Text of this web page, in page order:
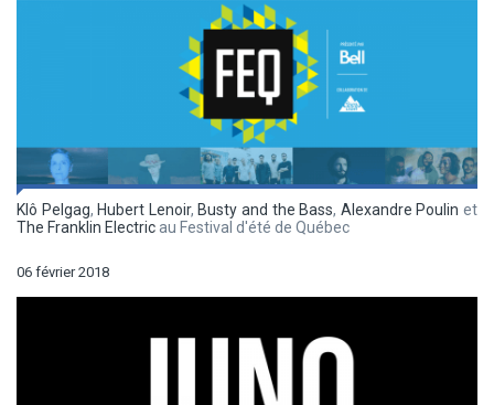
Klô Pelgag, Hubert Lenoir, Busty and the Bass, Alexandre Poulin et
The Franklin Electric au Festival d'été de Québec
06 février 2018